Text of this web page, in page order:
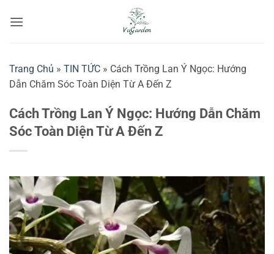
qua
Trang Chủ » TIN TỨC » Cách Trồng Lan Ý Ngọc: Hướng
Dẫn Chăm Sóc Toàn Diện Từ A Đến Z
Cách Trồng Lan Ý Ngọc: Hướng Dẫn Chăm
Sóc Toàn Diện Từ A Đến Z